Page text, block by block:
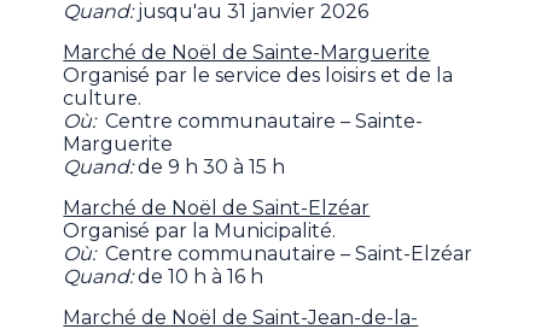
Quand:jusqu'au 31 janvier 2026
Marché de Noël de Sainte-Marguerite
Organisé par le service des loisirs et de la
culture.
Où:Centre communautaire – Sainte-
Marguerite
Quand:de 9 h 30 à 15 h
Marché de Noël de Saint-Elzéar
Organisé par la Municipalité.
Où:Centre communautaire – Saint-Elzéar
Quand:de 10 h à 16 h
Marché de Noël de Saint-Jean-de-la-